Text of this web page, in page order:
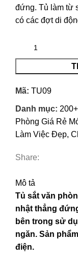
đứng. Tủ làm từ
có các đợt di
Mã: TU09
Danh mục:
Phòng Giá Rẻ
Làm Việc Đẹp,
Share:
Mô tả
Tủ sắt văn
nhật thẳng
bên trong sử
ngăn. Sản
điện.